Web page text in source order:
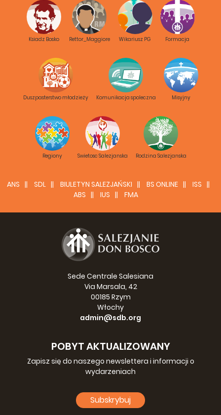
WŁOCHY, Vadolcco (ICP) - Otwarcie
Muzeum Salezjańskiego
Ksiadz Bosko Rettor_Maggiore Wikariusz PG Formacja
Duszpasterstwo młodzieży Komunikacja spoleczna Misyjny
Regiony Swietosc Salezjanska Rodzina Salezjanska
ANS SDL BIULETYN SALEZJAŃSKI BS ONLINE
ISS
ABS
IUS FMA
Sede Centrale Salesiana
Via Marsala, 42
00185 Rzym
Włochy
admin@sdb.org
POBYT AKTUALIZOWANY
Zapisz się do naszego newslettera i informacji o
wydarzeniach
Subskrybuj